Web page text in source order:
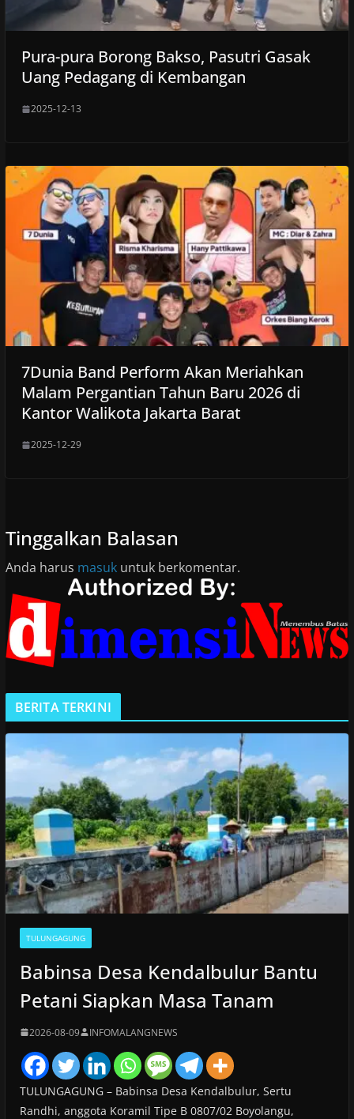
Pura-pura Borong Bakso, Pasutri Gasak
Uang Pedagang di Kembangan
2025-12-13
7Dunia Band Perform Akan Meriahkan
Malam Pergantian Tahun Baru 2026 di
Kantor Walikota Jakarta Barat
2025-12-29
Tinggalkan Balasan
Anda harus masukuntuk berkomentar.
BERITA TERKINI
TULUNGAGUNG
Babinsa Desa Kendalbulur Bantu
Petani Siapkan Masa Tanam
2026-08-09 INFOMALANGNEWS
TULUNGAGUNG – Babinsa Desa Kendalbulur, Sertu
Randhi, anggota Koramil Tipe B 0807/02 Boyolangu,